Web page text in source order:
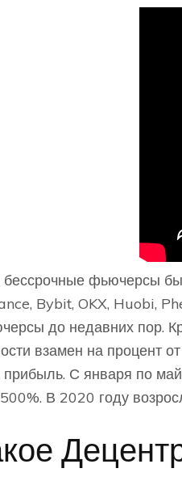
фьючерсы
Bybit, OKX, Huobi,
до недавних пор.
взамен на процент
прибыль. С января по
В 2020 году